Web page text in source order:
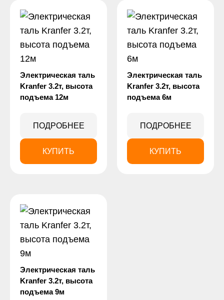
Электрическая таль
Kranfer 3.2т, высота
подъема 12м
ПОДРОБНЕЕ
КУПИТЬ
Электрическая таль
Kranfer 3.2т, высота
подъема 6м
ПОДРОБНЕЕ
КУПИТЬ
Электрическая таль
Kranfer 3.2т, высота
подъема 9м